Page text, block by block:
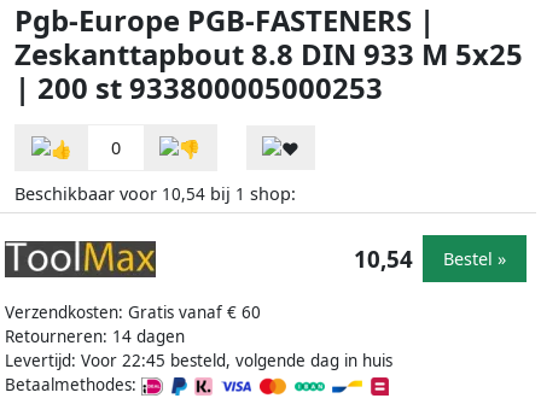
Pgb-Europe PGB-FASTENERS |
Zeskanttapbout 8.8 DIN 933 M 5x25
| 200 st 933800005000253
0
Beschikbaar voor 10,54 bij 1 shop:
Verzendkosten: Gratis vanaf € 60
Retourneren: 14 dagen
Levertijd: Voor 22:45 besteld, volgende dag in huis
Betaalmethodes:
10,54 Bestel »